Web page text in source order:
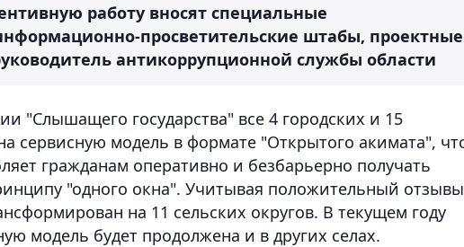
работу вносят специальные
просветительские штабы, проектные
антикоррупционной службы области
"Слышащего государства" все 4 городских и 15
сервисную модель в формате "Открытого акимата",
гражданам оперативно и безбарьерно получать
"одного окна". Учитывая положительный отзывы
на 11 сельских округов. В текущем году
модель будет продолжена и в других селах.